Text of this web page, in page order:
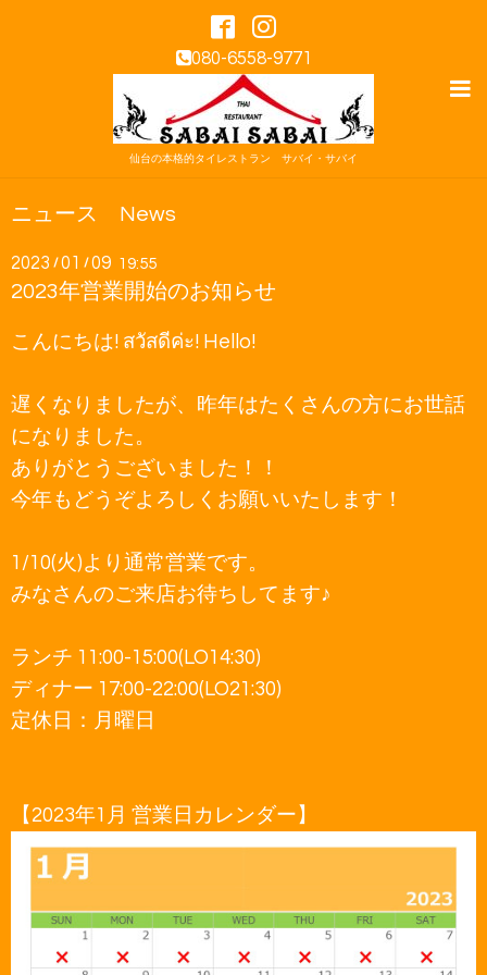
080-6558-9771
仙台の本格的タイレストラン サバイ・サバイ
ニュース News
2023 /01 /09 19:55
2023年営業開始のお知らせ
こんにちは! สวัสดีค่ะ! Hello!
遅くなりましたが、昨年はたくさんの方にお世話
になりました。
ありがとうございました！！
今年もどうぞよろしくお願いいたします！
1/10(火)より通常営業です。
みなさんのご来店お待ちしてます♪
ランチ 11:00-15:00(LO14:30)
ディナー 17:00-22:00(LO21:30)
定休日：月曜日
【2023年1月 営業日カレンダー】